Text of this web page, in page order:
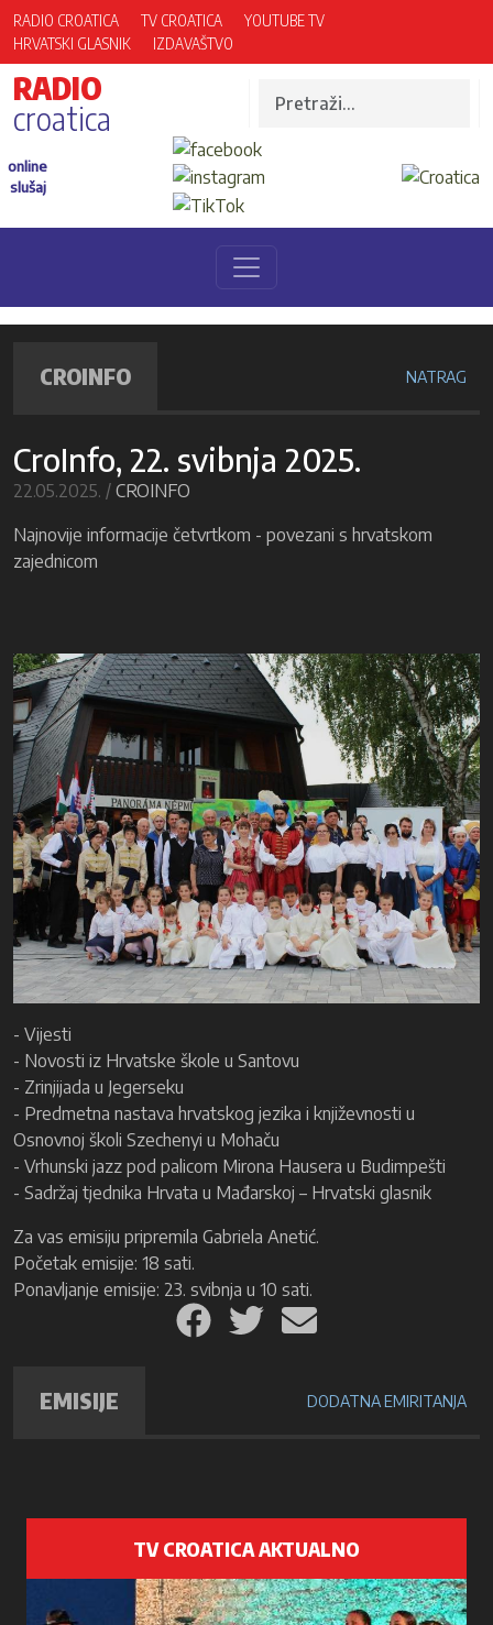
RADIO CROATICA TV CROATICA
YOUTUBE TV
HRVATSKI GLASNIK
IZDAVAŠTVO
RADIO
croatica
online
slušaj
CROINFO NATRAG
CroInfo, 22. svibnja 2025.
22.05.2025. / CROINFO
Najnovije informacije četvrtkom - povezani s hrvatskom
zajednicom
- Vijesti
- Novosti iz Hrvatske škole u Santovu
- Zrinjijada u Jegerseku
- Predmetna nastava hrvatskog jezika i književnosti u
Osnovnoj školi Szechenyi u Mohaču
- Vrhunski jazz pod palicom Mirona Hausera u Budimpešti
- Sadržaj tjednika Hrvata u Mađarskoj – Hrvatski glasnik
Za vas emisiju pripremila Gabriela Anetić.
Početak emisije: 18 sati.
Ponavljanje emisije: 23. svibnja u 10 sati.
EMISIJE DODATNA EMIRITANJA
TV CROATICA AKTUALNO